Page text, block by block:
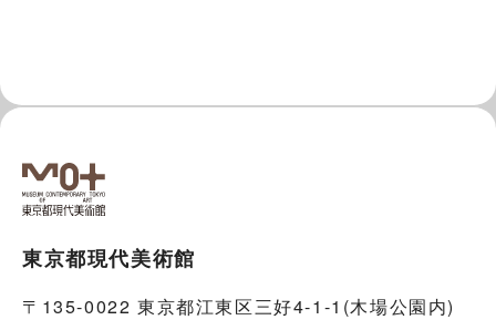
東京都現代美術館
〒135-0022 東京都江東区三好4-1-1(木場公園内)